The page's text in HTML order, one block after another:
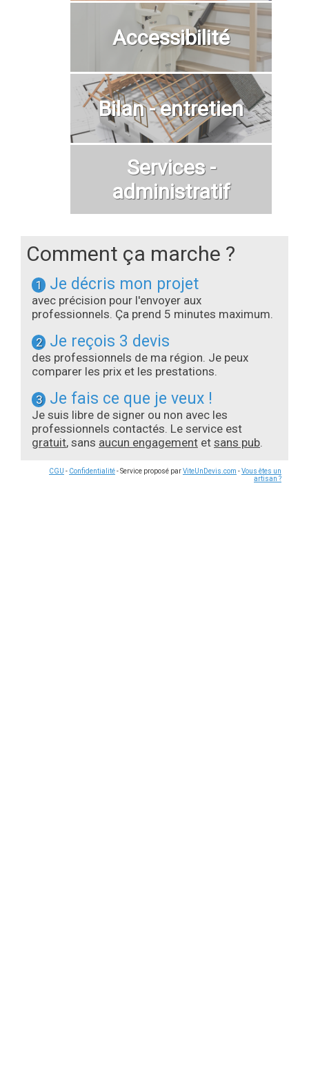
Accessibilité
Bilan - entretien
Services -
administratif
Comment ça marche ?
1 Je décris mon projet
avec précision pour l'envoyer aux
professionnels. Ça prend 5 minutes maximum.
2 Je reçois 3 devis
des professionnels de ma région. Je peux
comparer les prix et les prestations.
3 Je fais ce que je veux !
Je suis libre de signer ou non avec les
professionnels contactés. Le service est
gratuit, sans aucun engagement et sans pub.
CGU - Confidentialité- Service proposé parViteUnDevis.com -Vous êtes un
artisan ?